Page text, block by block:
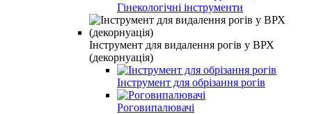
Гінекологічні інструменти
Інструмент для видалення рогів у ВРХ
(декорнуація)
Інструмент для обрізання рогів
Роговипалювачі